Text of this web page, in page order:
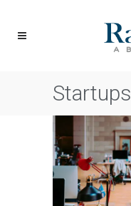
Startups